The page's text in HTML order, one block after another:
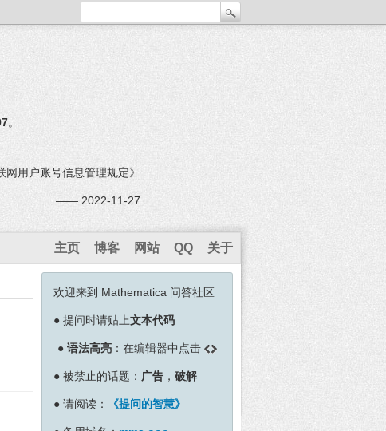
。
用户账号信息管理规定》
—— 2022-11-27
关于
QQ
网站
博客
主页
欢迎来到 Mathematica 问答社区
● 提问时请贴上文本代码
● 语法高亮 ：在编辑器中点击
● 被禁止的话题： 广告 ， 破解
● 请阅读： 《提问的智慧》